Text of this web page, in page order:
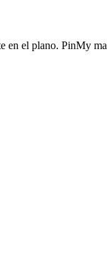
en el plano. PinMy